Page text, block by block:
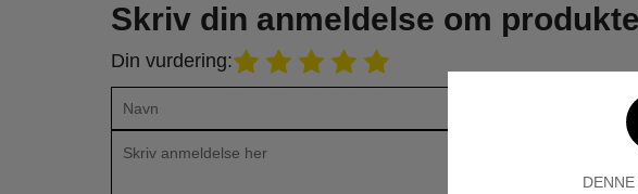
Skriv din anmeldelse om
Din vurdering: